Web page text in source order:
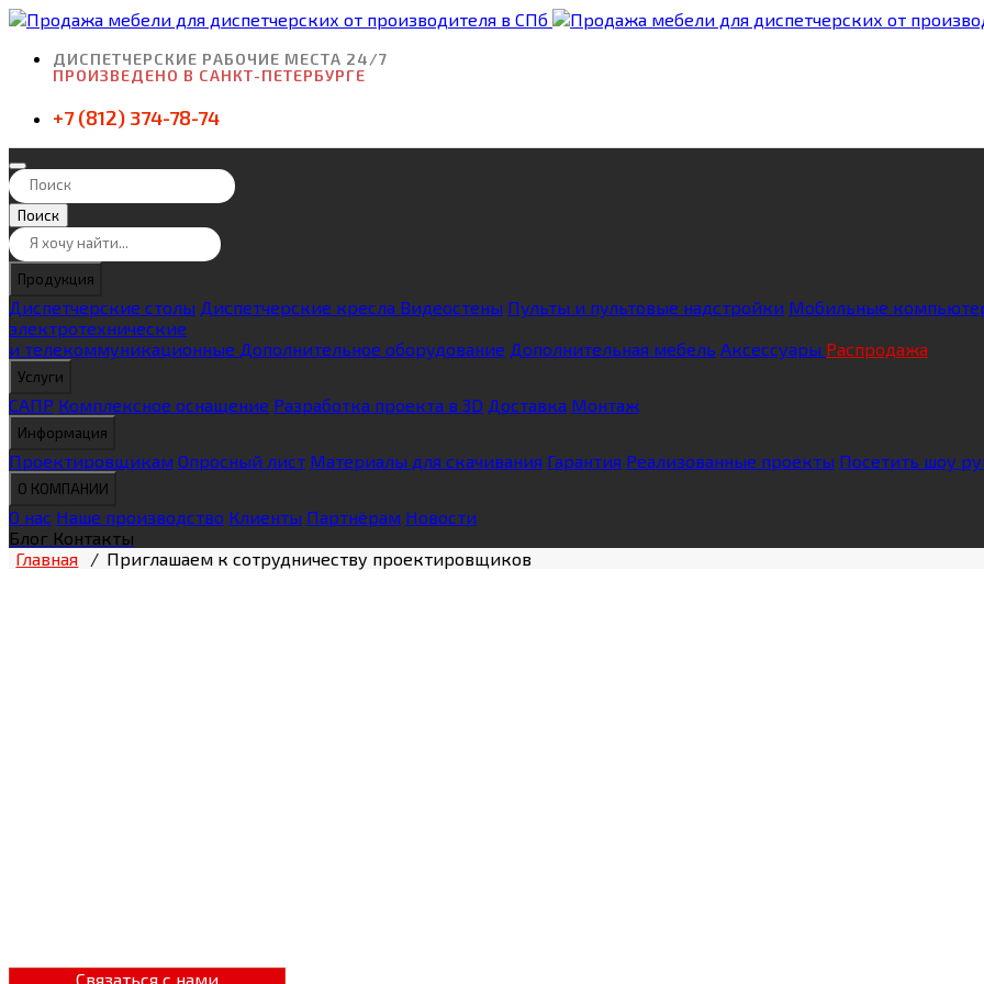
ДИСПЕТЧЕРСКИЕ РАБОЧИЕ МЕСТА 24/7
ПРОИЗВЕДЕНО В САНКТ-ПЕТЕРБУРГЕ
+7 (812) 374-78-74
Поиск
Продукция
Диспетчерские столы Диспетчерские кресла Видеостены Пульты и пультовые надстройки Мобильные
электротехнические
и телекоммуникационные Дополнительное оборудование Дополнительная мебель Аксессуары Распродажа
Услуги
САПР Комплексное оснащение Разработка проекта в 3D Доставка Монтаж
Информация
Проектировщикам Опросный лист Материалы для скачивания Гарантия Реализованные проекты Посетить шоу
О КОМПАНИИ
О нас Наше производство Клиенты Партнёрам Новости
Блог Контакты
Главная
/ Приглашаем к сотрудничеству проектировщиков
Связаться с нами